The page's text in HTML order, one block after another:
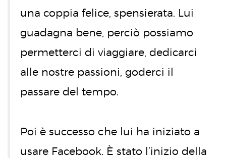
una coppia felice, spensierata. Lui
guadagna bene, perciò possiamo
permetterci di viaggiare, dedicarci
alle nostre passioni, goderci il
passare del tempo.
Poi è successo che lui ha iniziato a
usare Facebook. È stato l’inizio della